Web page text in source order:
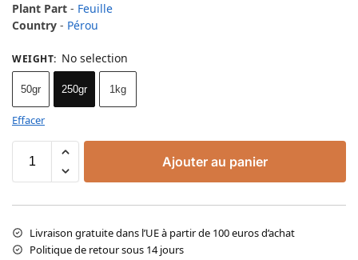
Plant Part - Feuille
Country - Pérou
WEIGHT: No selection
50gr 250gr 1kg
Effacer
Ajouter au panier
Livraison gratuite dans l’UE à partir de 100 euros d’achat
Politique de retour sous 14 jours